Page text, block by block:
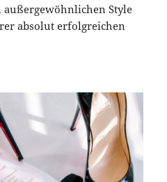
Style
absolut erfolgreichen